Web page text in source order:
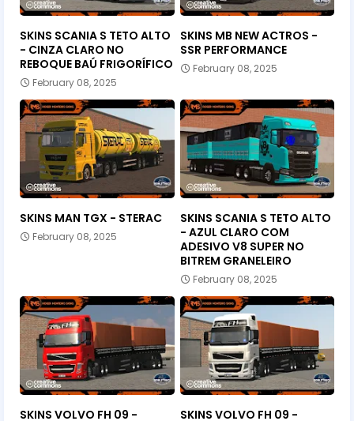
SKINS SCANIA S TETO ALTO
- CINZA CLARO NO
REBOQUE BAÚ FRIGORÍFICO
February 08, 2025
SKINS MB NEW ACTROS -
SSR PERFORMANCE
February 08, 2025
SKINS MAN TGX - STERAC
February 08, 2025
SKINS SCANIA S TETO ALTO
- AZUL CLARO COM
ADESIVO V8 SUPER NO
BITREM GRANELEIRO
February 08, 2025
SKINS VOLVO FH 09 -
SKINS VOLVO FH 09 -